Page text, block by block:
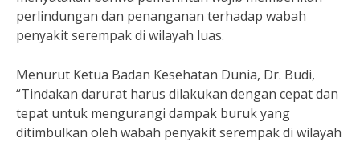
perlindungan dan penanganan terhadap wabah
penyakit serempak di wilayah luas.
Menurut Ketua Badan Kesehatan Dunia, Dr. Budi,
“Tindakan darurat harus dilakukan dengan cepat dan
tepat untuk mengurangi dampak buruk yang
ditimbulkan oleh wabah penyakit serempak di wilayah